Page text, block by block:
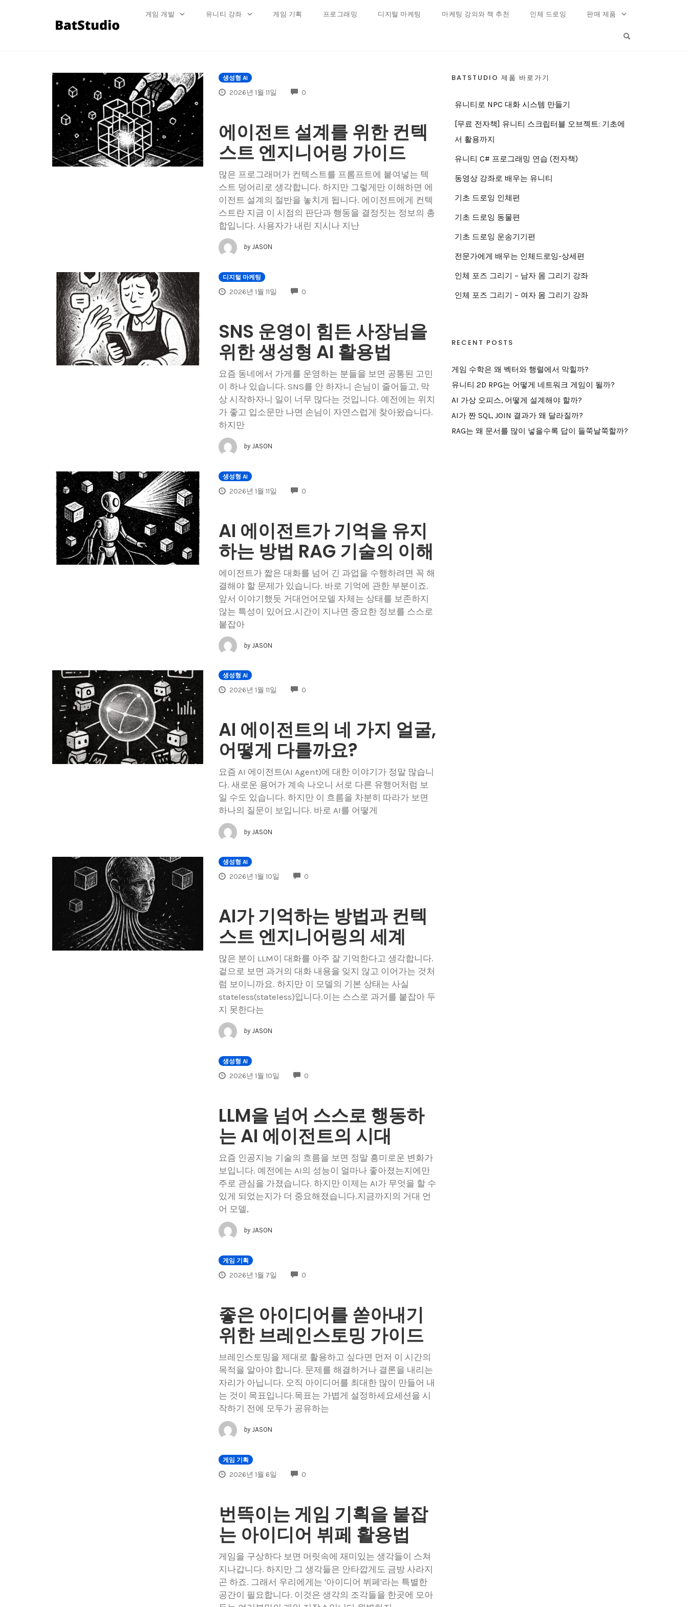
게임 개발 유니티 강좌 게임 기획 프로그래밍 디지털 마케팅 마케팅 강의와 책 추천 인체 드로잉 판매 제품
OPEN SEARCH
생성형 AI
2026년 1월 11일 0COMMENTS
에이전트 설계를 위한 컨텍
스트 엔지니어링 가이드
많은 프로그래머가 컨텍스트를 프롬프트에 붙여넣는 텍
스트 덩어리로 생각합니다. 하지만 그렇게만 이해하면 에
이전트 설계의 절반을 놓치게 됩니다. 에이전트에게 컨텍
스트란 지금 이 시점의 판단과 행동을 결정짓는 정보의 총
합입니다. 사용자가 내린 지시나 지난
by JASON
디지털 마케팅
2026년 1월 11일 0COMMENTS
SNS 운영이 힘든 사장님을
위한 생성형 AI 활용법
요즘 동네에서 가게를 운영하는 분들을 보면 공통된 고민
이 하나 있습니다. SNS를 안 하자니 손님이 줄어들고, 막
상 시작하자니 일이 너무 많다는 것입니다. 예전에는 위치
가 좋고 입소문만 나면 손님이 자연스럽게 찾아왔습니다.
하지만
by JASON
생성형 AI
2026년 1월 11일 0COMMENTS
AI 에이전트가 기억을 유지
하는 방법 RAG 기술의 이해
에이전트가 짧은 대화를 넘어 긴 과업을 수행하려면 꼭 해
결해야 할 문제가 있습니다. 바로 기억에 관한 부분이죠.
앞서 이야기했듯 거대언어모델 자체는 상태를 보존하지
않는 특성이 있어요.시간이 지나면 중요한 정보를 스스로
붙잡아
by JASON
생성형 AI
2026년 1월 11일 0COMMENTS
AI 에이전트의 네 가지 얼굴,
어떻게 다를까요?
요즘 AI 에이전트(AI Agent)에 대한 이야기가 정말 많습니
다. 새로운 용어가 계속 나오니 서로 다른 유행어처럼 보
일 수도 있습니다. 하지만 이 흐름을 차분히 따라가 보면
하나의 질문이 보입니다. 바로 AI를 어떻게
by JASON
생성형 AI
2026년 1월 10일 0COMMENTS
AI가 기억하는 방법과 컨텍
스트 엔지니어링의 세계
많은 분이 LLM이 대화를 아주 잘 기억한다고 생각합니다.
겉으로 보면 과거의 대화 내용을 잊지 않고 이어가는 것처
럼 보이니까요. 하지만 이 모델의 기본 상태는 사실
stateless(stateless)입니다.이는 스스로 과거를 붙잡아 두
지 못한다는
by JASON
생성형 AI
2026년 1월 10일 0COMMENTS
LLM을 넘어 스스로 행동하
는 AI 에이전트의 시대
요즘 인공지능 기술의 흐름을 보면 정말 흥미로운 변화가
보입니다. 예전에는 AI의 성능이 얼마나 좋아졌는지에만
주로 관심을 가졌습니다. 하지만 이제는 AI가 무엇을 할 수
있게 되었는지가 더 중요해졌습니다.지금까지의 거대 언
어 모델,
by JASON
게임 기획
2026년 1월 7일 0COMMENTS
좋은 아이디어를 쏟아내기
위한 브레인스토밍 가이드
브레인스토밍을 제대로 활용하고 싶다면 먼저 이 시간의
목적을 알아야 합니다. 문제를 해결하거나 결론을 내리는
자리가 아닙니다. 오직 아이디어를 최대한 많이 만들어 내
는 것이 목표입니다.목표는 가볍게 설정하세요세션을 시
작하기 전에 모두가 공유하는
by JASON
게임 기획
2026년 1월 6일 0COMMENTS
번뜩이는 게임 기획을 붙잡
는 아이디어 뷔페 활용법
게임을 구상하다 보면 머릿속에 재미있는 생각들이 스쳐
지나갑니다. 하지만 그 생각들은 안타깝게도 금방 사라지
곤 하죠. 그래서 우리에게는 '아이디어 뷔페'라는 특별한
공간이 필요합니다. 이것은 생각의 조각들을 한곳에 모아
BATSTUDIO 제품 바로가기
유니티로 NPC 대화 시스템 만들기
[무료 전자책] 유니티 스크립터블 오브젝트: 기초에
서 활용까지
유니티 C# 프로그래밍 연습 (전자책)
동영상 강좌로 배우는 유니티
기초 드로잉 인체편
기초 드로잉 동물편
기초 드로잉 운송기기편
전문가에게 배우는 인체드로잉-상세편
인체 포즈 그리기 – 남자 몸 그리기 강좌
인체 포즈 그리기 – 여자 몸 그리기 강좌
RECENT POSTS
게임 수학은 왜 벡터와 행렬에서 막힐까?
유니티 2D RPG는 어떻게 네트워크 게임이 될까?
AI 가상 오피스, 어떻게 설계해야 할까?
AI가 짠 SQL, JOIN 결과가 왜 달라질까?
RAG는 왜 문서를 많이 넣을수록 답이 들쭉날쭉할까?